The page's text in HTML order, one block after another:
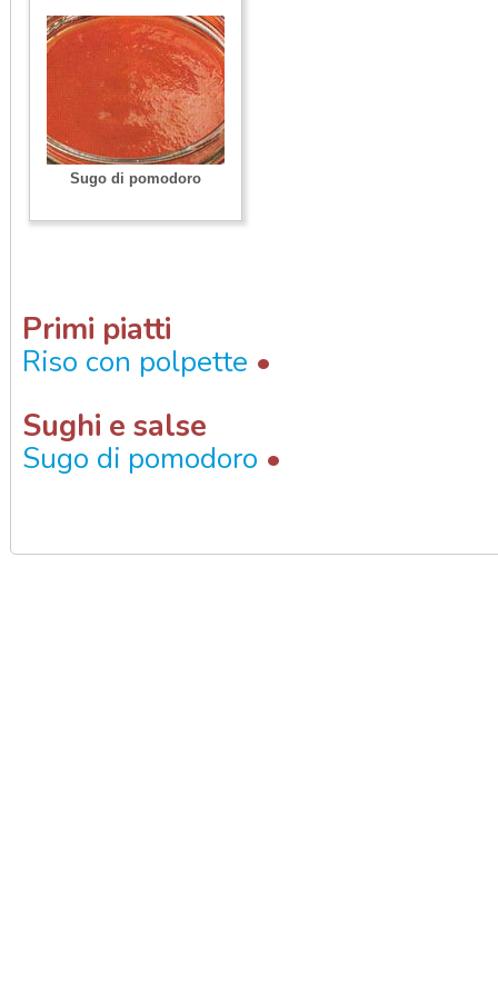
Sugo di pomodoro
Primi piatti
Riso con polpette •
Sughi e salse
Sugo di pomodoro •